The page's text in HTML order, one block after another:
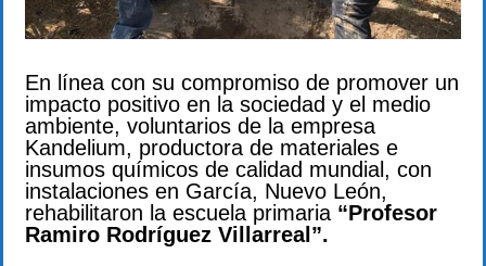
En línea con su compromiso de promover un
impacto positivo en la sociedad y el medio
ambiente, voluntarios de la empresa
Kandelium, productora de materiales e
insumos químicos de calidad mundial, con
instalaciones en García, Nuevo León,
rehabilitaron la escuela primaria “Profesor
Ramiro Rodríguez Villarreal”.